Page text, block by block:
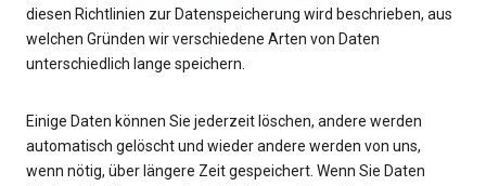
diesen Richtlinien zur Datenspeicherung wird beschrieben, aus
welchen Gründen wir verschiedene Arten von Daten
unterschiedlich lange speichern.
Einige Daten können Sie jederzeit löschen, andere werden
automatisch gelöscht und wieder andere werden von uns,
wenn nötig, über längere Zeit gespeichert. Wenn Sie Daten